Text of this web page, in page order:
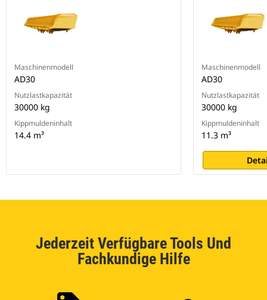
Maschinenmodell
AD30
Nutzlastkapazität
30000 kg
Kippmuldeninhalt
14.4 m³
Maschinenmodell
AD30
Nutzlastkapazität
30000 kg
Kippmuldeninhalt
11.3 m³
Jederzeit Verfügbare Tools Und
Fachkundige Hilfe